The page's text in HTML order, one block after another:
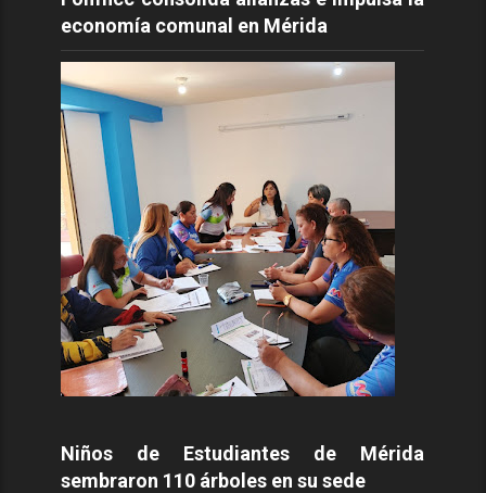
economía comunal en Mérida
Niños de Estudiantes de Mérida
sembraron 110 árboles en su sede